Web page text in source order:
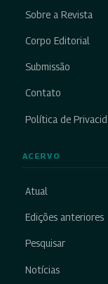
Sobre a Revista
Corpo Editorial
Submissão
Contato
Política de
ACERVO
Atual
Edições anteriores
Pesquisar
Notícias